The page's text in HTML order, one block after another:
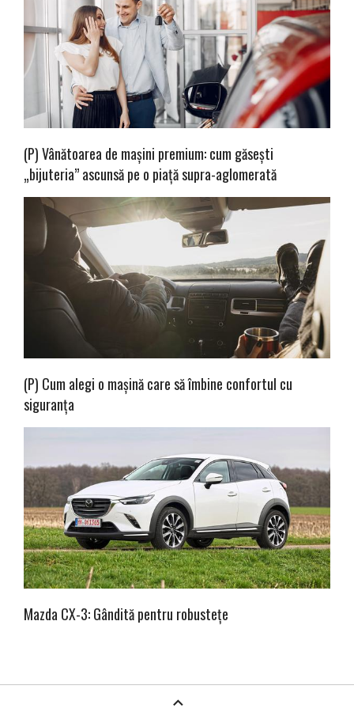
(P) Vânătoarea de mașini premium: cum găsești
„bijuteria” ascunsă pe o piață supra-aglomerată
(P) Cum alegi o mașină care să îmbine confortul cu
siguranța
Mazda CX-3: Gândită pentru robustețe